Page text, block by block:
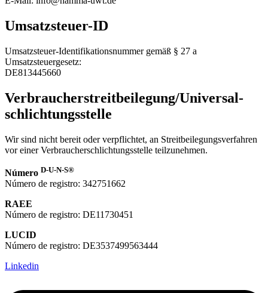
Umsatzsteuer-ID
Umsatzsteuer-Identifikationsnummer gemäß § 27 a
Umsatzsteuergesetz:
DE813445660
Verbraucher­streit­beilegung/Universal­
schlichtungs­stelle
Wir sind nicht bereit oder verpflichtet, an Streitbeilegungsverfahren
vor einer Verbraucherschlichtungsstelle teilzunehmen.
Número D-U-N-S®
Número de registro: 342751662
RAEE
Número de registro: DE11730451
LUCID
Número de registro: DE3537499563444
Linkedin